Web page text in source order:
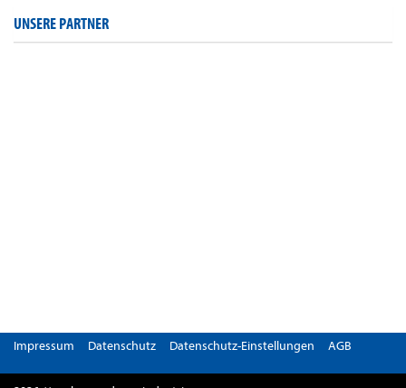
UNSERE PARTNER
Impressum Datenschutz Datenschutz-Einstellungen AGB